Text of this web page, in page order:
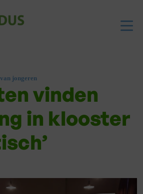
jongeren
vinden
in klooster